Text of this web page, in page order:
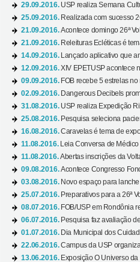
29.09.2016. USP realiza Semana
25.09.2016. Realizada com sucesso
21.09.2016.Acontece domingo 26ª
21.09.2016. Releituras Ecléticas é
14.09.2016.
Lançado aplicativo que
12.09.2016.XIV EPETUSP acontece
09.09.2016. FOB recebe 5 estrelas
02.09.2016. Dangerous Decibels
31.08.2016. USP realiza Expedição
25.08.2016. Pesquisa seleciona
16.08.2016.Caravelas é tema de
11.08.2016.
Leia Conversa de
11.08.2016.Abertas inscrições da
09.08.2016.Acontece Congresso
03.08.2016. Novo espaço para
25.07.2016. Preparativos para a 26ª
08.07.2016. FOB/USP em Rondônia
06.07.2016. Pesquisa faz avaliação
01.07.2016. Dia Municipal dos
22.06.2016.Campus da USP
13.06.2016. Exposição O Universo